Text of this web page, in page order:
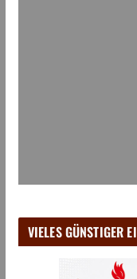
VIELES GÜNSTIGER